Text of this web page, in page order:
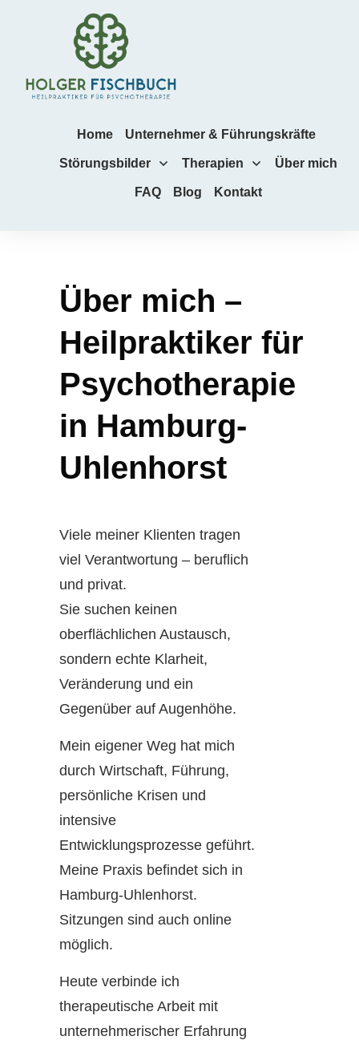
Home Unternehmer & Führungskräfte
Störungsbilder Therapien Über mich
FAQ Blog Kontakt
Über mich –
Heilpraktiker für
Psychotherapie
in Hamburg-
Uhlenhorst
Viele meiner Klienten tragen
viel Verantwortung – beruflich
und privat.
Sie suchen keinen
oberflächlichen Austausch,
sondern echte Klarheit,
Veränderung und ein
Gegenüber auf Augenhöhe.
Mein eigener Weg hat mich
durch Wirtschaft, Führung,
persönliche Krisen und
intensive
Entwicklungsprozesse geführt.
Meine Praxis befindet sich in
Hamburg-Uhlenhorst.
Sitzungen sind auch online
möglich.
Heute verbinde ich
therapeutische Arbeit mit
unternehmerischer Erfahrung